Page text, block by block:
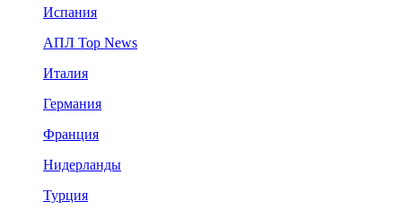
Испания
АПЛ Top News
Италия
Германия
Франция
Нидерланды
Турция